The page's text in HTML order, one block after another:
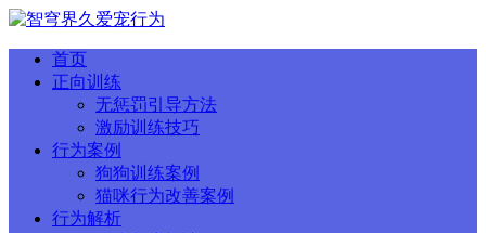
首页
正向训练
无惩罚引导方法
激励训练技巧
行为案例
狗狗训练案例
猫咪行为改善案例
行为解析